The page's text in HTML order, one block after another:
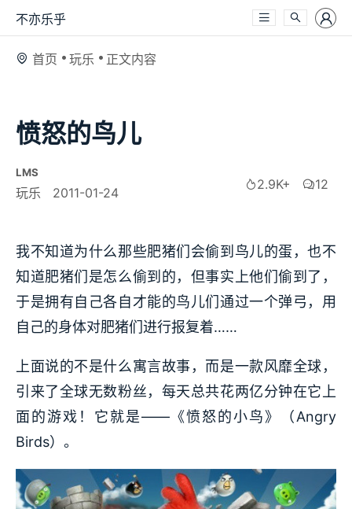
不亦乐乎
首页 玩乐 正文内容
愤怒的鸟儿
LMS
玩乐 2011-01-24
2.9K+ 12
我不知道为什么那些肥猪们会偷到鸟儿的蛋，也不
知道肥猪们是怎么偷到的，但事实上他们偷到了，
于是拥有自己各自才能的鸟儿们通过一个弹弓，用
自己的身体对肥猪们进行报复着……
上面说的不是什么寓言故事，而是一款风靡全球，
引来了全球无数粉丝，每天总共花两亿分钟在它上
面的游戏！它就是——《愤怒的小鸟》（Angry
Birds）。